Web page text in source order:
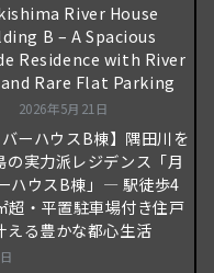
River House
B – A Spacious
Residence with River
Rare Flat Parking
2026年5月21日
バーハウスB棟】隅田川を
の実力派レジデンス「月
ハウスB棟」― 駅徒歩4
超・平置駐車場付き住戸
える豊かな都心生活